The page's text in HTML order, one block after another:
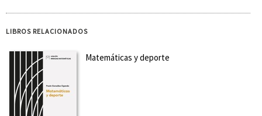
LIBROS RELACIONADOS
Matemáticas y deporte